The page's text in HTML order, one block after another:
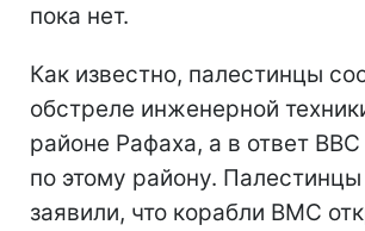
пока нет.
Как известно, палестинцы
обстреле инженерной
районе Рафаха, а в ответ
по этому району.
заявили, что корабли ВМС